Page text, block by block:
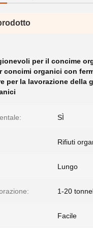
per il concime
concimi organici con
per la lavorazione della
SÌ
Rifiuti
Lungo
1-20
Facile